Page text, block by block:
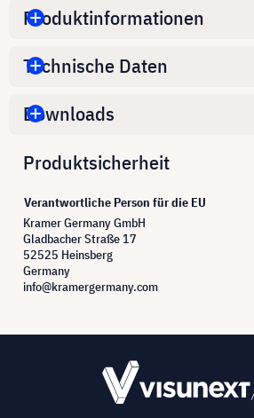
Produktinformationen
Technische Daten
Downloads
Produktsicherheit
Verantwortliche Person für die EU
Kramer Germany GmbH
Gladbacher Straße 17
52525 Heinsberg
Germany
info@kramergermany.com